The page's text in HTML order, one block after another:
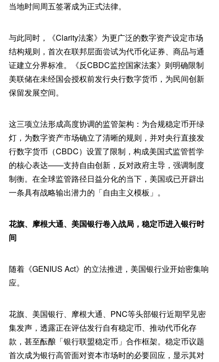
当地时间周五签署成为正式法律。
与此同时，《Clarity法案》为更广泛的数字资产设定市场
结构规则，首次在联邦层面尝试为代币化证券、商品与通
证建立分界标准。《反CBDC监控国家法案》则明确限制
美联储在未经国会授权前发行央行数字货币，为民间创新
保留发展空间。
这三项立法形成高度协调的监管架构：为合规稳定币开绿
灯，为数字资产市场确立了清晰的规则，并对央行直接发
行数字货币（CBDC）设置了限制，构成美国式监管哲学
的核心表达——支持自由创新，反对政府主导，强调制度
制衡。在全球监管路径日益分化的当下，美国或已开辟出
一条具有战略输出潜力的「自由主义模板」。
花旗、摩根大通、美国银行卷入战局，稳定币进入银行时
间
随着《GENIUS Act》的立法推进，美国银行业开始密集响
应。
花旗、美国银行、摩根大通、PNC等头部银行近期罕见密
集发声，透露正在评估发行自有稳定币、推动代币化存
款，甚至酝酿「银行联盟稳定币」合作框架。稳定币议题
首次成为银行高管面对资本市场时的必要回应，显示其对